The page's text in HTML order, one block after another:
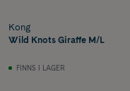
Kong
Wild Knots Giraffe M/L
FINNS I LAGER